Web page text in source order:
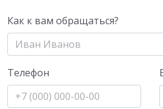
Как к вам обращаться?
Телефон